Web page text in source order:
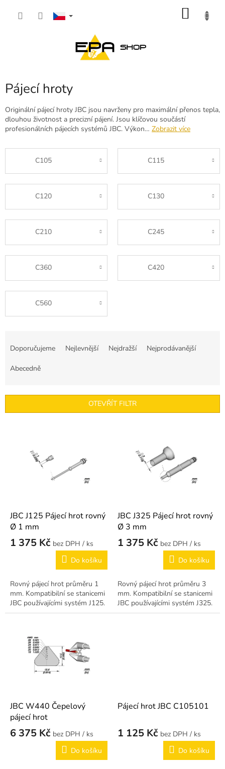
Pájecí hroty
Originální pájecí hroty JBC jsou navrženy pro maximální přenos tepla,
dlouhou životnost a precizní pájení. Jsou klíčovou součástí
profesionálních pájecích systémů JBC. Výkon… Zobrazit více
C105 C115
C120 C130
C210 C245
C360 C420
C560
r
Doporučujeme Nejlevnější Nejdražší Nejprodávanější
Abecedně
OTEVŘÍT FILTR
dJBC J125 Pájecí hrot rovný
Ø 1 mm
1 375 Kč
/ ks
Do košíku
Rovný pájecí hrot průměru 1
mm. Kompatibilní se stanicemi
JBC používajícími systém J125.
JBC J325 Pájecí hrot rovný
Ø 3 mm
1 375 Kč
/ ks
Do košíku
Rovný pájecí hrot průměru 3
mm. Kompatibilní se stanicemi
JBC používajícími systém J325.
JBC W440 Čepelový
pájecí hrot
6 375 Kč
/ ks
Do košíku
Pájecí hrot JBC C105101
1 125 Kč
/ ks
Do košíku